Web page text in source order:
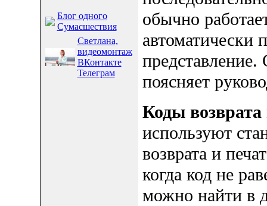
Блог одного
Сумасшествия
Светлана,
видеомонтаж
ВКонтакте
Телеграм
обычно
автоматически
поясняет
Коды
используют
возврата и
когда код не
можно найти в